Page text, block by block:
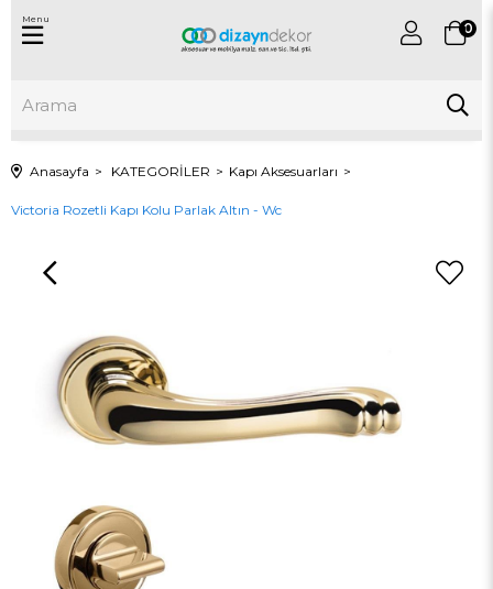
0
Menu
Anasayfa KATEGORİLER Kapı Aksesuarları
Victoria Rozetli Kapı Kolu Parlak Altın - Wc